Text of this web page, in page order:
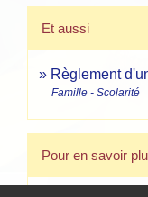
Et aussi
Règlement
Famille - Scolarité
Pour en savoir